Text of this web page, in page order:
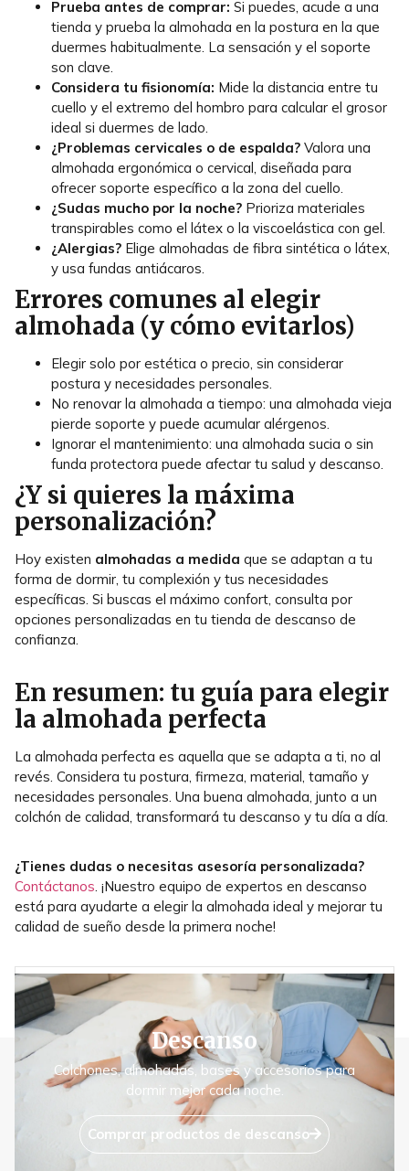
Prueba antes de comprar: Si puedes, acude a una
tienda y prueba la almohada en la postura en la que
duermes habitualmente. La sensación y el soporte
son clave.
Considera tu fisionomía: Mide la distancia entre tu
cuello y el extremo del hombro para calcular el grosor
ideal si duermes de lado.
¿Problemas cervicales o de espalda? Valora una
almohada ergonómica o cervical, diseñada para
ofrecer soporte específico a la zona del cuello.
¿Sudas mucho por la noche? Prioriza materiales
transpirables como el látex o la viscoelástica con gel.
¿Alergias? Elige almohadas de fibra sintética o látex,
y usa fundas antiácaros.
Errores comunes al elegir
almohada (y cómo evitarlos)
Elegir solo por estética o precio, sin considerar
postura y necesidades personales.
No renovar la almohada a tiempo: una almohada vieja
pierde soporte y puede acumular alérgenos.
Ignorar el mantenimiento: una almohada sucia o sin
funda protectora puede afectar tu salud y descanso.
¿Y si quieres la máxima
personalización?
Hoy existen almohadas a medida que se adaptan a tu
forma de dormir, tu complexión y tus necesidades
específicas. Si buscas el máximo confort, consulta por
opciones personalizadas en tu tienda de descanso de
confianza.
En resumen: tu guía para elegir
la almohada perfecta
La almohada perfecta es aquella que se adapta a ti, no al
revés. Considera tu postura, firmeza, material, tamaño y
necesidades personales. Una buena almohada, junto a un
colchón de calidad, transformará tu descanso y tu día a día.
¿Tienes dudas o necesitas asesoría personalizada?
Contáctanos. ¡Nuestro equipo de expertos en descanso
está para ayudarte a elegir la almohada ideal y mejorar tu
calidad de sueño desde la primera noche!
ANTERIOR
3 PASOS PARA DORMIR MEJOR
SIGUIENTE
RUTINA NOCTURNA PARA DORMIR EN 10 MINUTOS
Descanso
Colchones, almohadas, bases y accesorios para
dormir mejor cada noche.
Comprar productos de descanso